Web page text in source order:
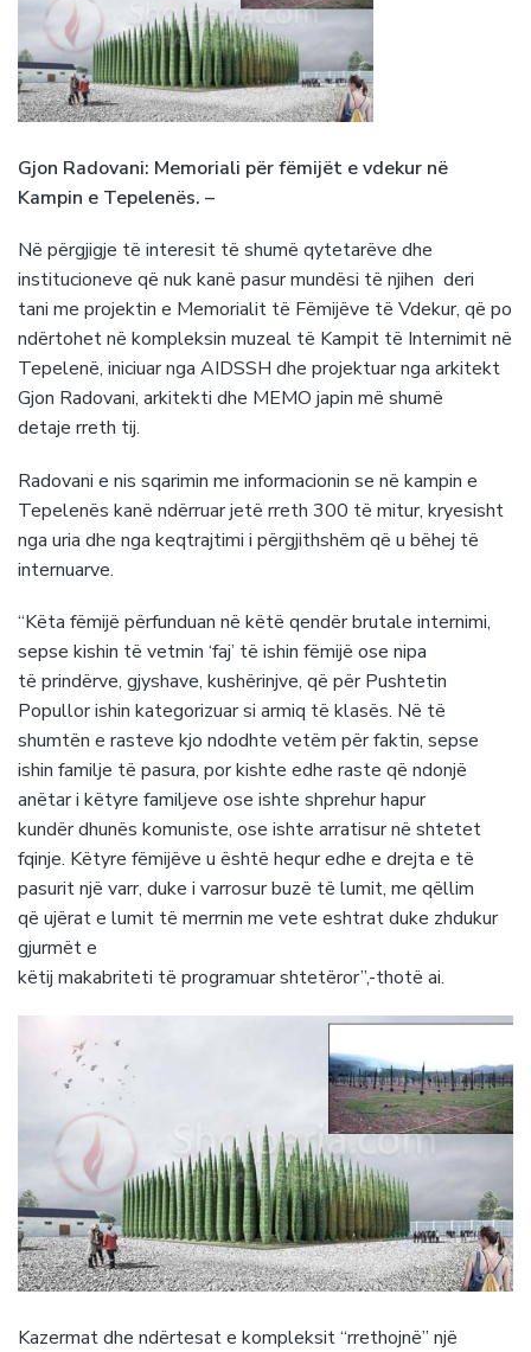
Gjon Radovani: Memoriali për fëmijët e vdekur në
Kampin e Tepelenës. –
Në përgjigje të interesit të shumë qytetarëve dhe
institucioneve që nuk kanë pasur mundësi të njihen deri
tani me projektin e Memorialit të Fëmijëve të Vdekur, që po
ndërtohet në kompleksin muzeal të Kampit të Internimit në
Tepelenë, iniciuar nga AIDSSH dhe projektuar nga arkitekt
Gjon Radovani, arkitekti dhe MEMO japin më shumë
detaje rreth tij.
Radovani e nis sqarimin me informacionin se në kampin e
Tepelenës kanë ndërruar jetë rreth 300 të mitur, kryesisht
nga uria dhe nga keqtrajtimi i përgjithshëm që u bëhej të
internuarve.
“Këta fëmijë përfunduan në këtë qendër brutale internimi,
sepse kishin të vetmin ‘faj’ të ishin fëmijë ose nipa
të prindërve, gjyshave, kushërinjve, që për Pushtetin
Popullor ishin kategorizuar si armiq të klasës. Në të
shumtën e rasteve kjo ndodhte vetëm për faktin, sepse
ishin familje të pasura, por kishte edhe raste që ndonjë
anëtar i këtyre familjeve ose ishte shprehur hapur
kundër dhunës komuniste, ose ishte arratisur në shtetet
fqinje. Këtyre fëmijëve u është hequr edhe e drejta e të
pasurit një varr, duke i varrosur buzë të lumit, me qëllim
që ujërat e lumit të merrnin me vete eshtrat duke zhdukur
gjurmët e
këtij makabriteti të programuar shtetëror”,-thotë ai.
Kazermat dhe ndërtesat e kompleksit “rrethojnë” një